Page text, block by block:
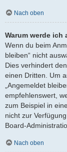
Nach oben
Warum werde ich
Wenn du beim
bleiben“ nicht
Dies verhindert
einen Dritten. Um
„Angemeldet
empfehlenswert,
zum Beispiel in
nicht zur
Board-
Nach oben